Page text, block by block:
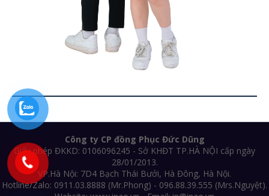
Công ty CP đồng Phục Đức Dũng
Giấy phép ĐKKD: 0106096245 - Sở KHĐT TP.HÀ NỘI cấp ngày
28/01/2013.
VP.Hà Nội: 7D4 Bạch Thái Bưởi, Hà Đông, Hà Nội.
Hotline/Zalo: 0911.03.8888 (Mr.Phong) - 096.88.39.555 (Mrs.Nguyệt).